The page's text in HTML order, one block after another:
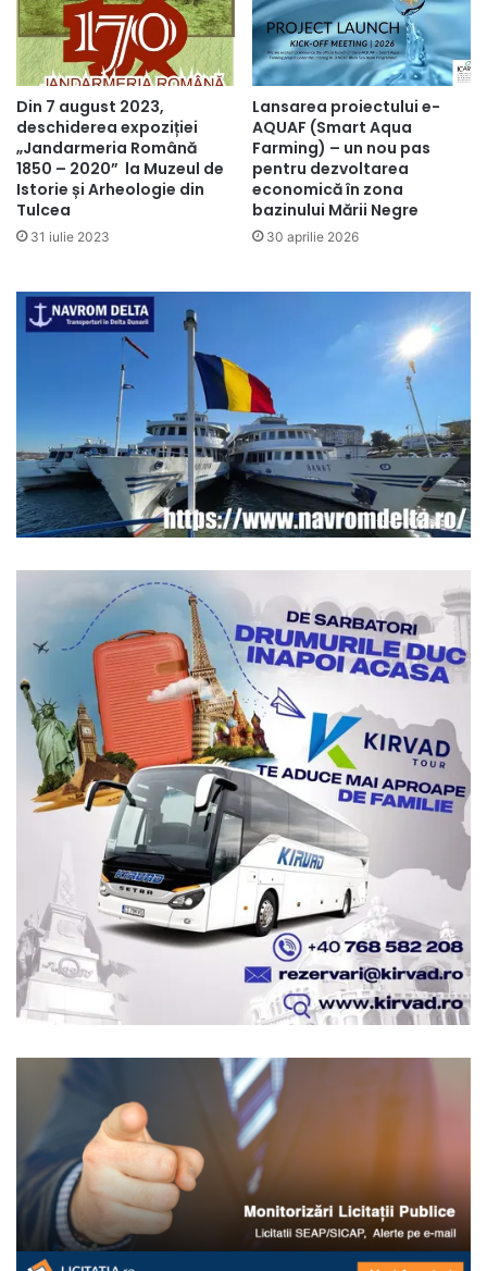
Din 7 august 2023,
deschiderea expoziției
„Jandarmeria Română
1850 – 2020” la Muzeul de
Istorie și Arheologie din
Tulcea
31 iulie 2023
Lansarea proiectului e-
AQUAF (Smart Aqua
Farming) – un nou pas
pentru dezvoltarea
economică în zona
bazinului Mării Negre
30 aprilie 2026